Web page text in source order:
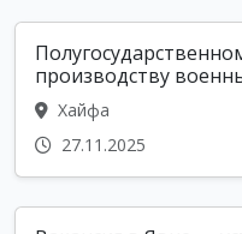
производству
Хайфа
27.11.2025